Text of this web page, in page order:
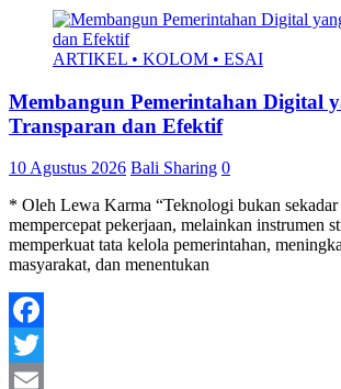
ARTIKEL • KOLOM • ESAI
Membangun Pemerintahan Digital
Transparan dan Efektif
10 Agustus 2026 Bali Sharing 0
* Oleh Lewa Karma “Teknologi bukan
mempercepat pekerjaan, melainkan instrumen
memperkuat tata kelola pemerintahan,
masyarakat, dan menentukan
Facebook
Twitter